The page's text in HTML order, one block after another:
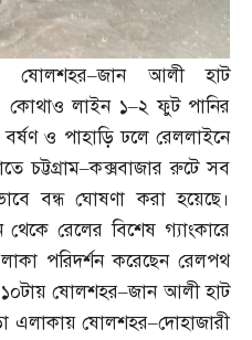
ষোলশহর–জান আলী হাট
কোথাও লাইন ১–২ ফুট পানির
বর্ষণ ও পাহাড়ি ঢলে রেললাইনে
চট্টগ্রাম–কক্সবাজার রুটে সব
বন্ধ ঘোষণা করা হয়েছে।
রেলের বিশেষ গ্যাংকারে
পরিদর্শন করেছেন রেলপথ
১০টায় ষোলশহর–জান আলী হাট
এলাকায় ষোলশহর–দোহাজারী